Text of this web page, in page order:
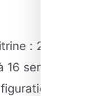
: 2 à 6
semaines.
des